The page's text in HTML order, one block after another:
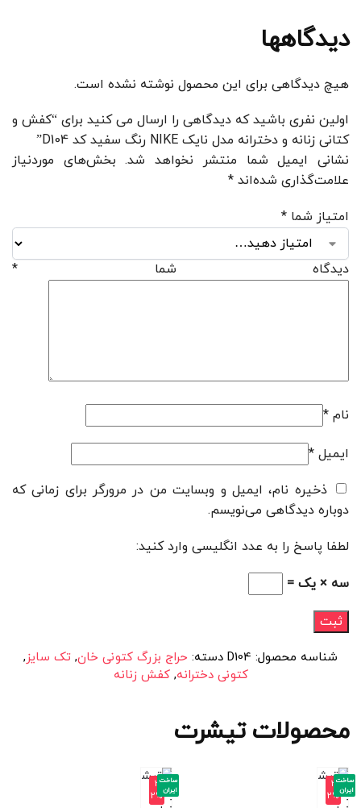
دیدگاهها
هیچ دیدگاهی برای این محصول نوشته نشده است.
اولین نفری باشید که دیدگاهی را ارسال می کنید برای “کفش و
کتانی زنانه و دخترانه مدل نایک NIKE رنگ سفید کد D104”
نشانی ایمیل شما منتشر نخواهد شد. بخش‌های موردنیاز
علامت‌گذاری شده‌اند *
امتیاز شما *
دیدگاه شما *
نام *
ایمیل *
ذخیره نام، ایمیل و وبسایت من در مرورگر برای زمانی که
دوباره دیدگاهی می‌نویسم.
لطفا پاسخ را به عدد انگلیسی وارد کنید:
سه × یک =
شناسه محصول: D104 دسته: حراج بزرگ کتونی خان, تک سایز,
کتونی دخترانه,کفش زنانه
محصولات تیشرت
-3
2%
ساخت
ایران
-3
2%
ساخت
ایران